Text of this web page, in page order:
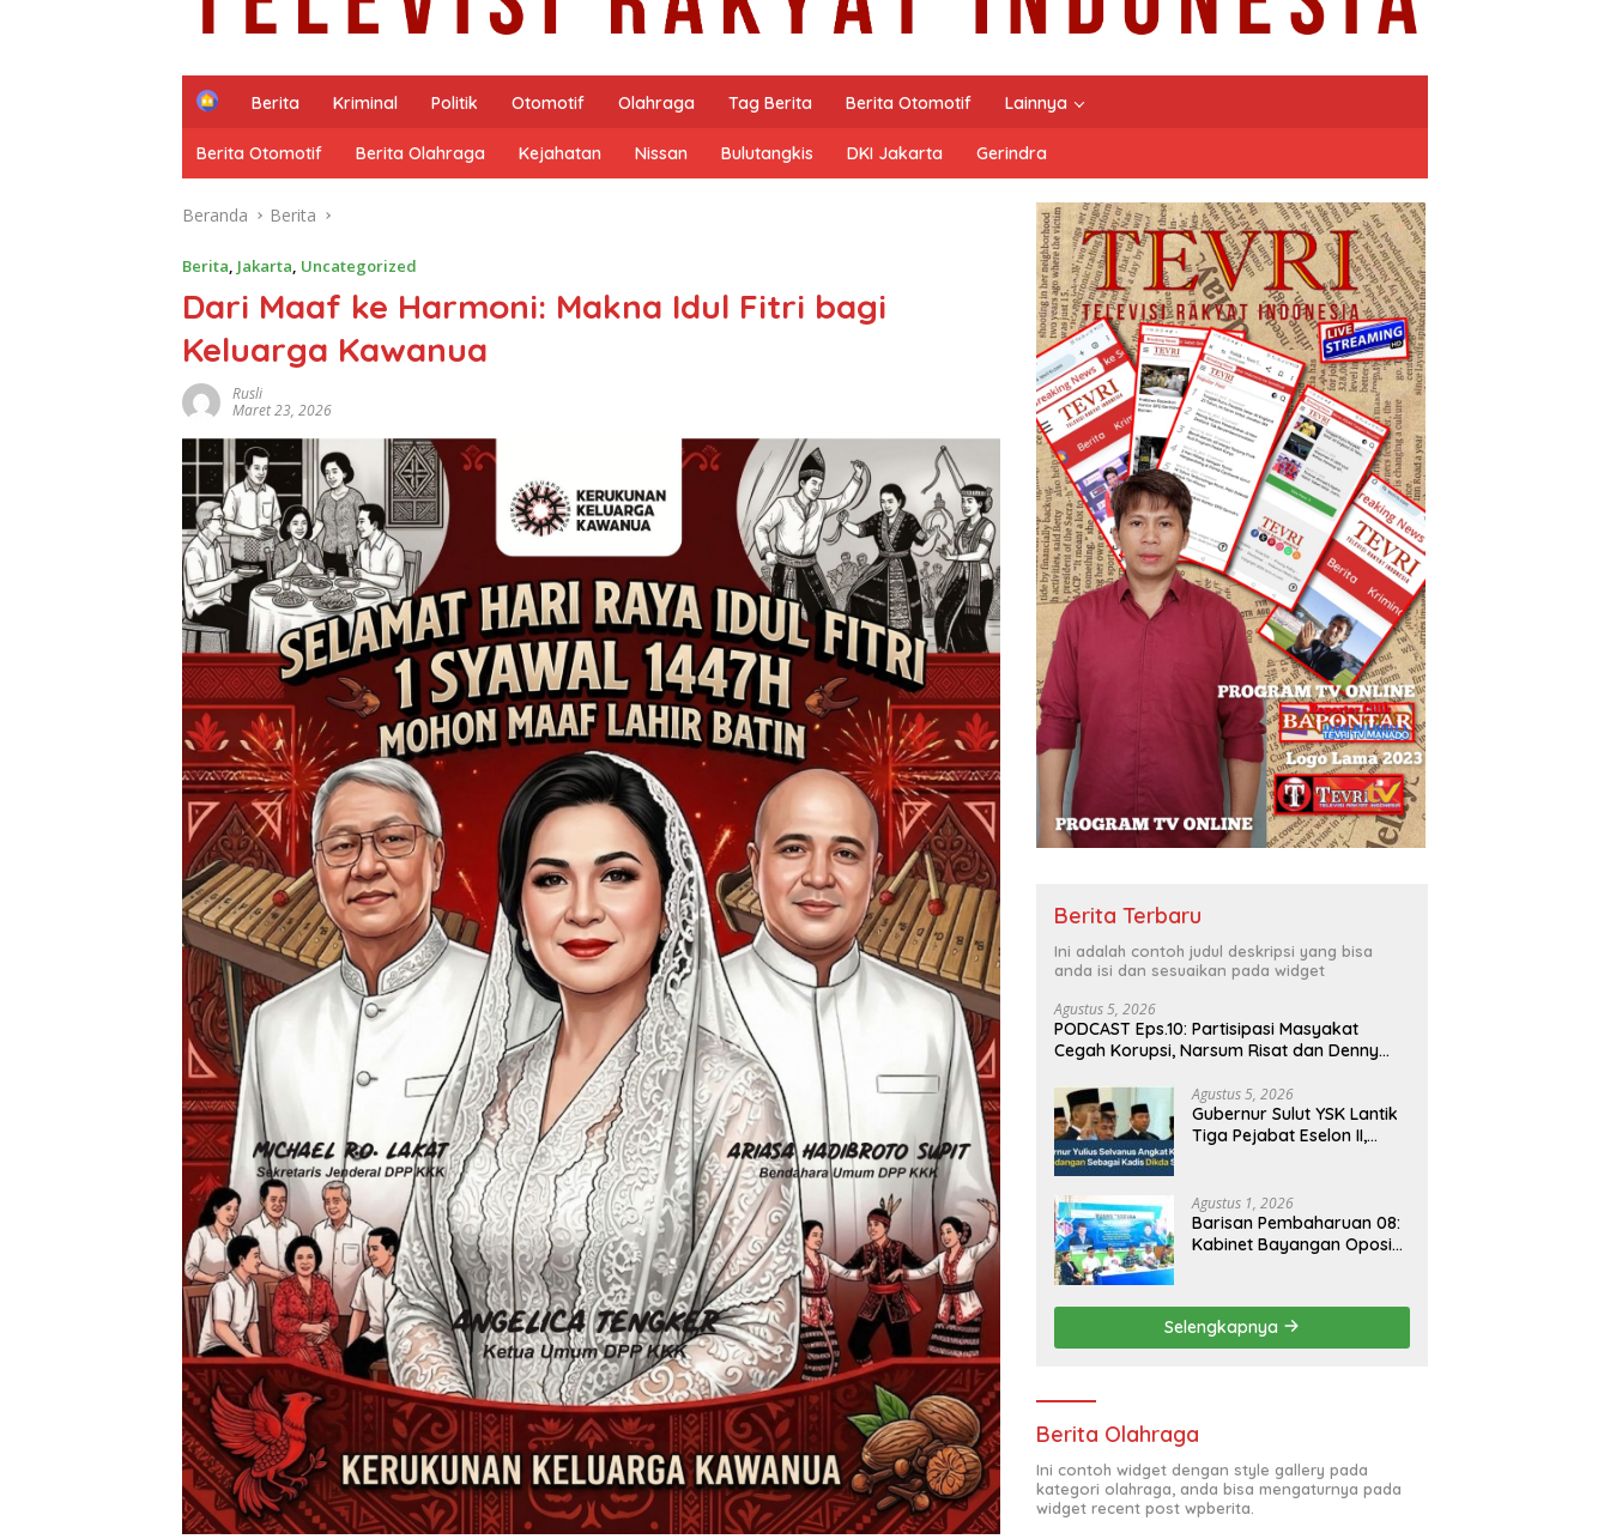
H
m
e
Berita Kriminal Politik Otomotif Olahraga Tag Berita Berita Otomotif Lainnya
Berita Otomotif Berita Olahraga Kejahatan Nissan Bulutangkis DKI Jakarta Gerindra
Beranda Berita
Berita, Jakarta, Uncategorized
Dari Maaf ke Harmoni: Makna Idul Fitri bagi
Keluarga Kawanua
Rusli
Maret 23, 2026
Berita Terbaru
Ini adalah contoh judul deskripsi yang bisa
anda isi dan sesuaikan pada widget
Agustus 5, 2026
PODCAST Eps.10: Partisipasi Masyakat
Cegah Korupsi, Narsum Risat dan Denny
Agustus 5, 2026
Gubernur Sulut YSK Lantik
Tiga Pejabat Eselon II,
Agustus 1, 2026
Barisan Pembaharuan 08:
Kabinet Bayangan Oposisi
Asta Cita Prabowo-Gibran
Selengkapnya
Berita Olahraga
Ini contoh widget dengan style gallery pada
kategori olahraga, anda bisa mengaturnya pada
widget recent post wpberita.